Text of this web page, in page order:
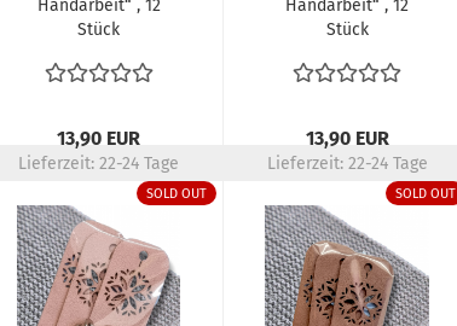
Handarbeit“ , 12
Stück
13,90 EUR
Lieferzeit:22-24 Tage
Handarbeit“ , 12
Stück
13,90 EUR
Lieferzeit: 22-24 Tage
SOLD OUT SOLD OUT